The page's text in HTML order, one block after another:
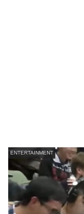
ENTERTAINMENT